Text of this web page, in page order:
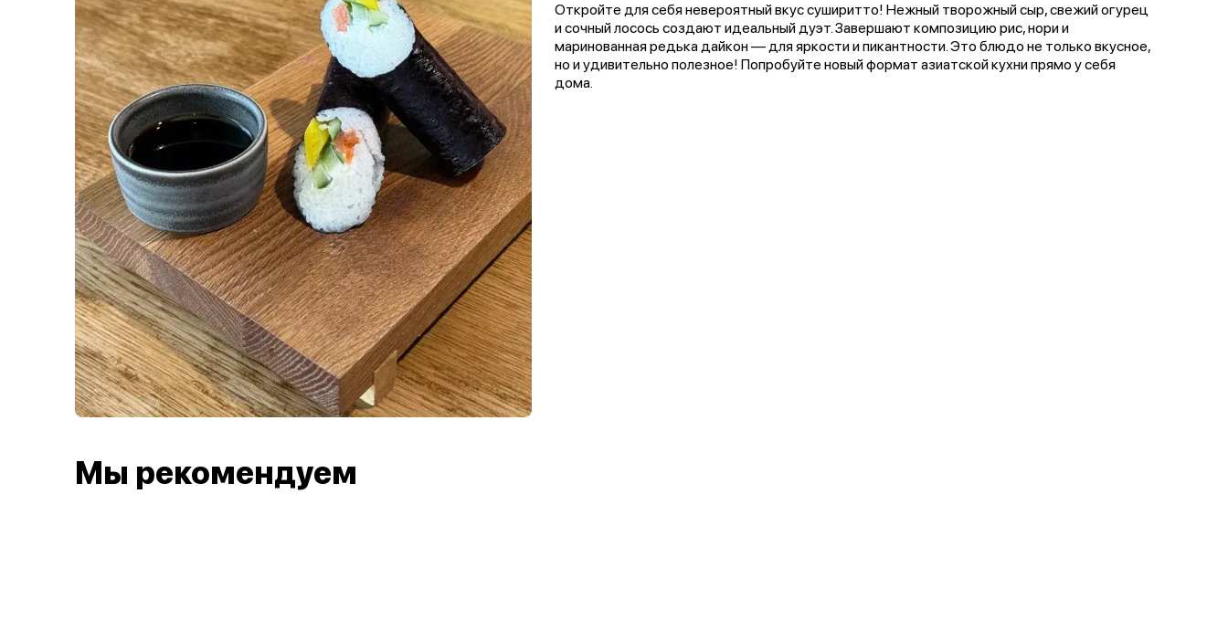
Откройте для себя невероятный вкус суширитто! Нежный творожный сыр, свежий огурец
и сочный лосось создают идеальный дуэт. Завершают композицию рис, нори и
маринованная редька дайкон — для яркости и пикантности. Это блюдо не только вкусное,
но и удивительно полезное! Попробуйте новый формат азиатской кухни прямо у себя
дома.
Мы рекомендуем